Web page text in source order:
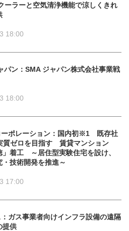
ーラーと空気清浄機能で涼しくきれ
18:00
パン：SMA ジャパン株式会社事業戦
18:00
ーポレーション：国内初※1 既存社
質ゼロを目指す 賃貸マンション
」着工 ～居住型実験住宅を設け、
技術開発を推進～
17:00
ガス事業者向けインフラ設備の遠隔
提供